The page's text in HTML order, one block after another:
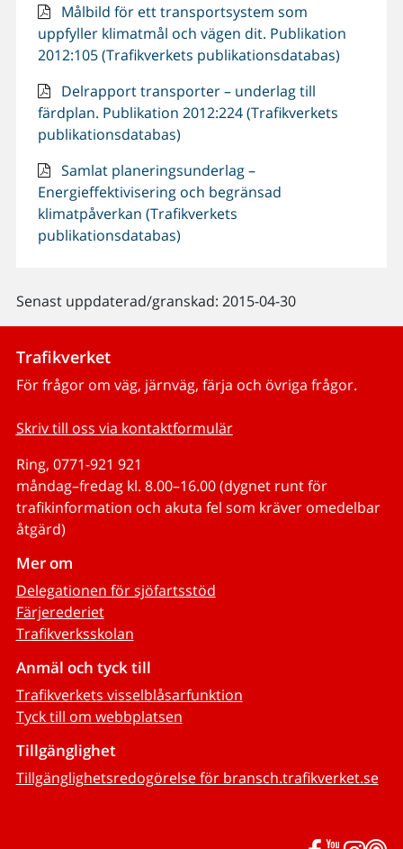
Målbild för ett transportsystem som
uppfyller klimatmål och vägen dit. Publikation
2012:105 (Trafikverkets publikationsdatabas)
Delrapport transporter – underlag till
färdplan. Publikation 2012:224 (Trafikverkets
publikationsdatabas)
Samlat planeringsunderlag –
Energieffektivisering och begränsad
klimatpåverkan (Trafikverkets
publikationsdatabas)
Senast uppdaterad/granskad: 2015-04-30
Trafikverket
För frågor om väg, järnväg, färja och övriga frågor.
Skriv till oss via kontaktformulär
Ring, 0771-921 921
måndag–fredag kl. 8.00–16.00 (dygnet runt för
trafikinformation och akuta fel som kräver omedelbar
åtgärd)
Mer om
Delegationen för sjöfartsstöd
Färjerederiet
Trafikverksskolan
Anmäl och tyck till
Trafikverkets visselblåsarfunktion
Tyck till om webbplatsen
Tillgänglighet
Tillgänglighetsredogörelse för bransch.trafikverket.se